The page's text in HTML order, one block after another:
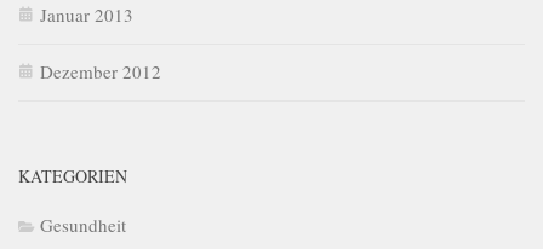
Januar 2013
Dezember 2012
KATEGORIEN
Gesundheit